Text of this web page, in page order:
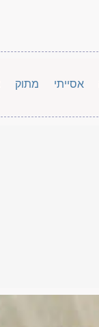
אסייתי מתוק